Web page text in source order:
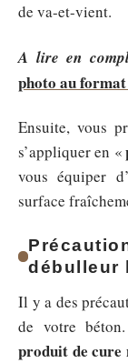
de va-et-vient.
A lire en
photo au
Ensuite, vous
s’appliquer en «
vous équiper
surface
débulleur
Il y a des
de votre
produit de cure